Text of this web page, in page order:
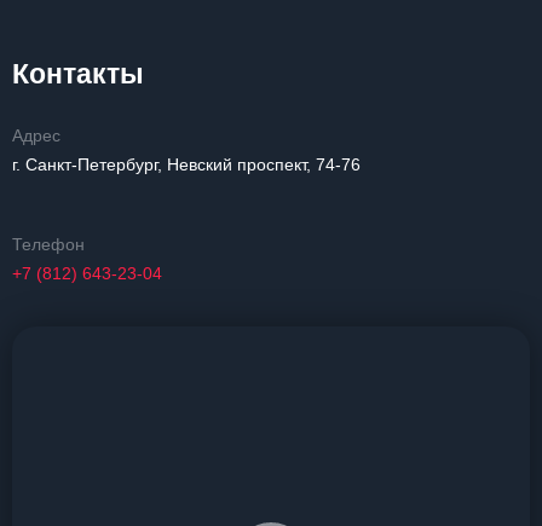
Контакты
Адрес
г. Санкт-Петербург, Невский проспект, 74-76
Телефон
+7 (812) 643-23-04